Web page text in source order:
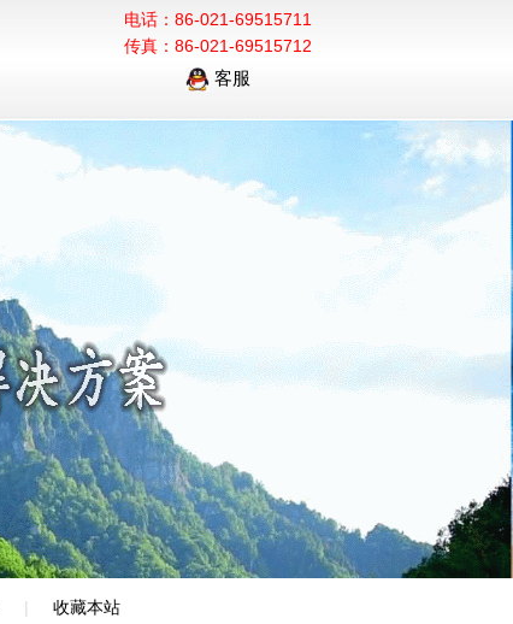
电话：86-021-69515711
传真：86-021-69515712
客服
| 收藏本站